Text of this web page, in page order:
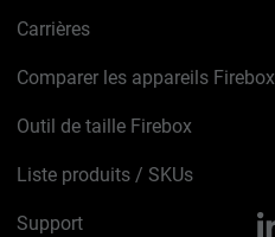
Carrières
Comparer les appareils Firebox
Outil de taille Firebox
Liste produits / SKUs
Support